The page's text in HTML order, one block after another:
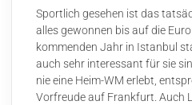
Sportlich gesehen ist das
alles gewonnen bis auf die
kommenden Jahr in Istanbul
auch sehr interessant für sie
nie eine Heim-WM erlebt,
Vorfreude auf Frankfurt. Auch